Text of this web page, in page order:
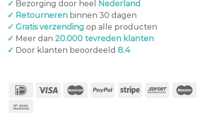
✓ Bezorging door heel
Nederland
✓ Retourneren binnen 30 dagen
✓ Gratis verzending op alle producten
✓ Meer dan 20.000 tevreden klanten
✓ Door klanten beoordeeld 8.4